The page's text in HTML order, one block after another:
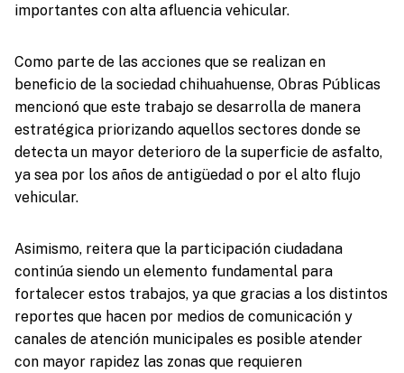
importantes con alta afluencia vehicular.
Como parte de las acciones que se realizan en
beneficio de la sociedad chihuahuense, Obras Públicas
mencionó que este trabajo se desarrolla de manera
estratégica priorizando aquellos sectores donde se
detecta un mayor deterioro de la superficie de asfalto,
ya sea por los años de antigüedad o por el alto flujo
vehicular.
Asimismo, reitera que la participación ciudadana
continúa siendo un elemento fundamental para
fortalecer estos trabajos, ya que gracias a los distintos
reportes que hacen por medios de comunicación y
canales de atención municipales es posible atender
con mayor rapidez las zonas que requieren